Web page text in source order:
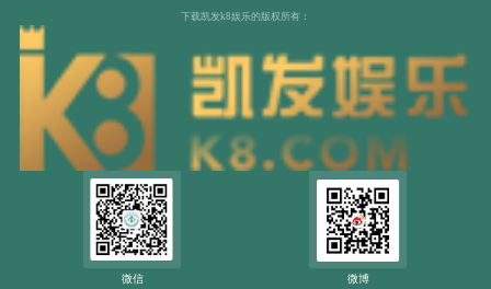
下载凯发k8娱乐的版权所有：
微信 微博